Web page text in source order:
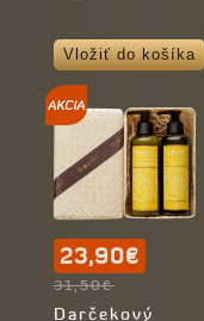
Vložiť do košíka
23,90€
31,50€
Darčekový